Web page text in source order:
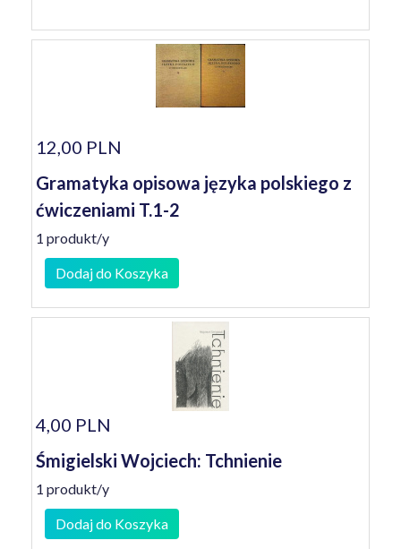
12,00 PLN
Gramatyka opisowa języka polskiego z
ćwiczeniami T.1-2
1 produkt/y
Dodaj do Koszyka
4,00 PLN
Śmigielski Wojciech: Tchnienie
1 produkt/y
Dodaj do Koszyka